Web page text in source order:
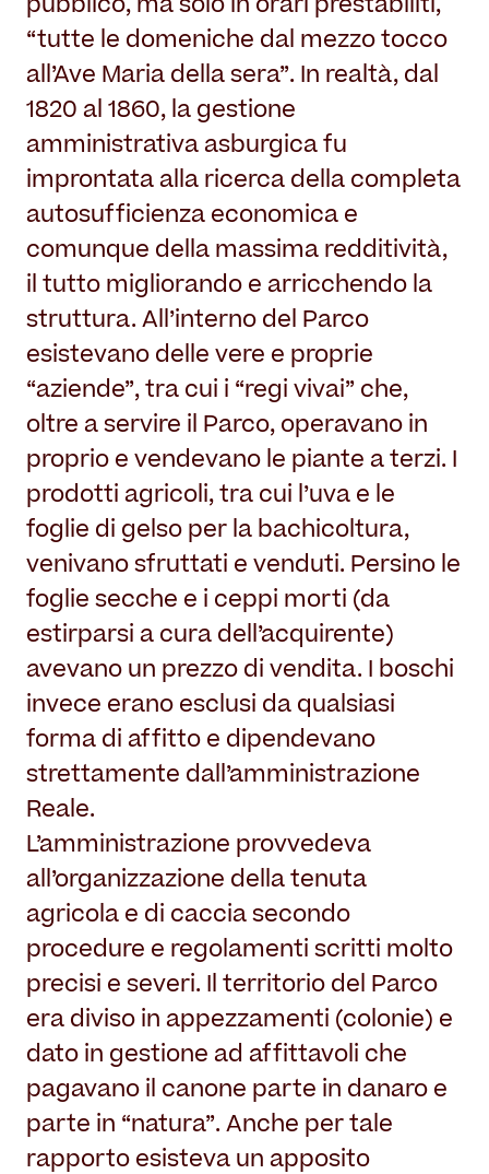
pubblico, ma solo in orari prestabiliti,
“tutte le domeniche dal mezzo tocco
all’Ave Maria della sera”. In realtà, dal
1820 al 1860, la gestione
amministrativa asburgica fu
improntata alla ricerca della completa
autosufficienza economica e
comunque della massima redditività,
il tutto migliorando e arricchendo la
struttura. All’interno del Parco
esistevano delle vere e proprie
“aziende”, tra cui i “regi vivai” che,
oltre a servire il Parco, operavano in
proprio e vendevano le piante a terzi. I
prodotti agricoli, tra cui l’uva e le
foglie di gelso per la bachicoltura,
venivano sfruttati e venduti. Persino le
foglie secche e i ceppi morti (da
estirparsi a cura dell’acquirente)
avevano un prezzo di vendita. I boschi
invece erano esclusi da qualsiasi
forma di affitto e dipendevano
strettamente dall’amministrazione
Reale.
L’amministrazione provvedeva
all’organizzazione della tenuta
agricola e di caccia secondo
procedure e regolamenti scritti molto
precisi e severi. Il territorio del Parco
era diviso in appezzamenti (colonie) e
dato in gestione ad affittavoli che
pagavano il canone parte in danaro e
parte in “natura”. Anche per tale
rapporto esisteva un apposito